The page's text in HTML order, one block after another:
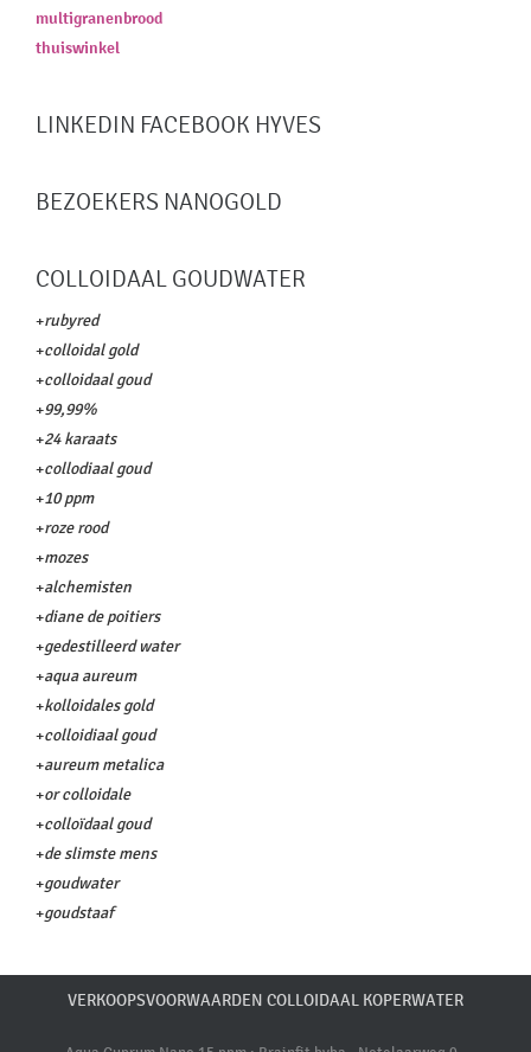
multigranenbrood
thuiswinkel
LINKEDIN FACEBOOK HYVES
BEZOEKERS NANOGOLD
COLLOIDAAL GOUDWATER
+rubyred
+colloidal gold
+colloidaal goud
+99,99%
+24 karaats
+collodiaal goud
+10 ppm
+roze rood
+mozes
+alchemisten
+diane de poitiers
+gedestilleerd water
+aqua aureum
+kolloidales gold
+colloidiaal goud
+aureum metalica
+or colloidale
+colloïdaal goud
+de slimste mens
+goudwater
+goudstaaf
VERKOOPSVOORWAARDEN COLLOIDAAL KOPERWATER